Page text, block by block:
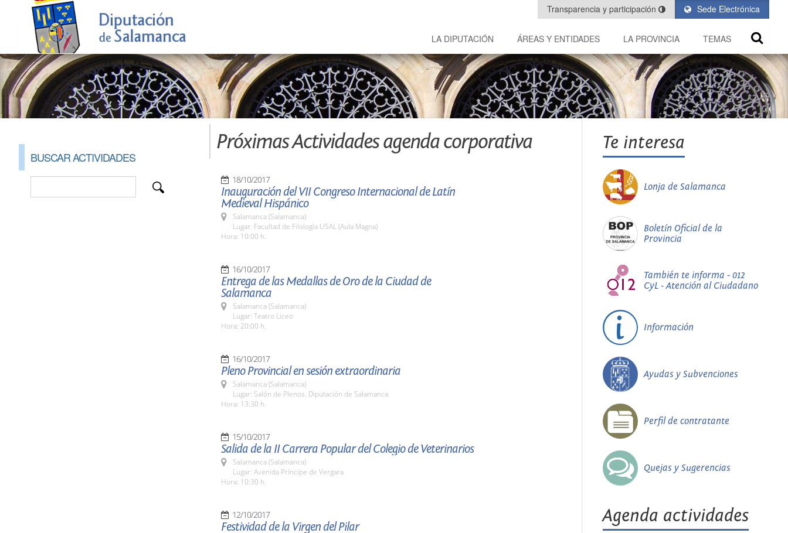
Sede Electrónica
Transparencia y participación
LA DIPUTACIÓN ÁREAS Y ENTIDADES LA PROVINCIA TEMAS
BUSCAR ACTIVIDADES
Próximas Actividades agenda corporativa
18/10/2017
Inauguración del VII Congreso Internacional de Latín
Medieval Hispánico
Salamanca (Salamanca)
Lugar: Facultad de Filología USAL (Aula Magna)
Hora: 10:00 h.
16/10/2017
Entrega de las Medallas de Oro de la Ciudad de
Salamanca
Salamanca (Salamanca)
Lugar: Teatro Liceo
Hora: 20:00 h.
16/10/2017
Pleno Provincial en sesión extraordinaria
Salamanca (Salamanca)
Lugar: Salón de Plenos. Diputación de Salamanca
Hora: 13:30 h.
15/10/2017
Salida de la II Carrera Popular del Colegio de Veterinarios
Salamanca (Salamanca)
Lugar: Avenida Príncipe de Vergara
Hora: 10:30 h.
12/10/2017
Festividad de la Virgen del Pilar
Te interesa
Lonja de Salamanca
Boletín Oficial de la
Provincia
También te informa - 012
CyL - Atención al Ciudadano
Información
Ayudas y Subvenciones
Perfil de contratante
Quejas y Sugerencias
Agenda actividades